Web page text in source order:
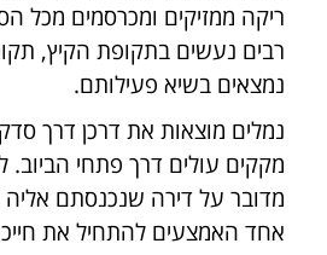
ריקה ממזיקים ומכרסמים מכל
רבים נעשים בתקופת הקיץ,
נמצאים בשיא פעילותם.
נמלים מוצאות את דרכן דרך
מקקים עולים דרך פתחי הביוב.
מדובר על דירה שנכנסתם
אחד האמצעים להתחיל את